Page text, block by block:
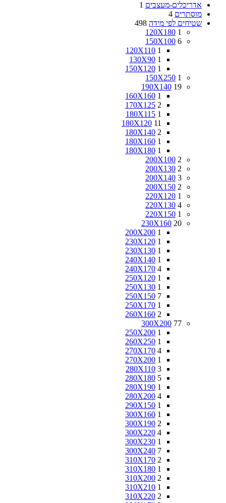
אדריכלים-מעצבים 1
מוסתרים 4
שטיחים לפי מידה 498
120X180 1
150X100 6
120X110 1
130X90 1
150X120 1
150X250 1
190X140 19
160X160 1
170X125 2
180X115 1
180X120 11
180X140 2
180X160 1
180X180 1
200X100 2
200X130 2
200X140 3
200X150 2
220X120 1
220X130 4
220X150 1
230X160 20
200X200 1
230X120 1
230X130 1
240X140 1
240X170 4
250X120 1
250X130 1
250X150 7
250X170 1
260X160 2
300X200 77
250X200 1
260X250 1
270X170 4
270X200 1
280X110 3
280X180 5
280X190 1
280X200 4
290X150 1
300X160 1
300X190 2
300X220 4
300X230 1
300X240 7
310X170 2
310X180 1
310X200 2
310X210 1
310X220 2